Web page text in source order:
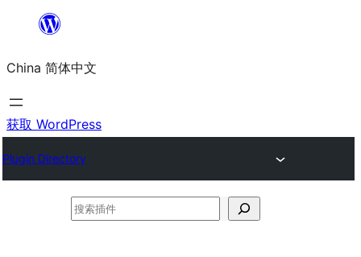
内
容
China 简体中文
获取 WordPress
Plugin Directory
搜